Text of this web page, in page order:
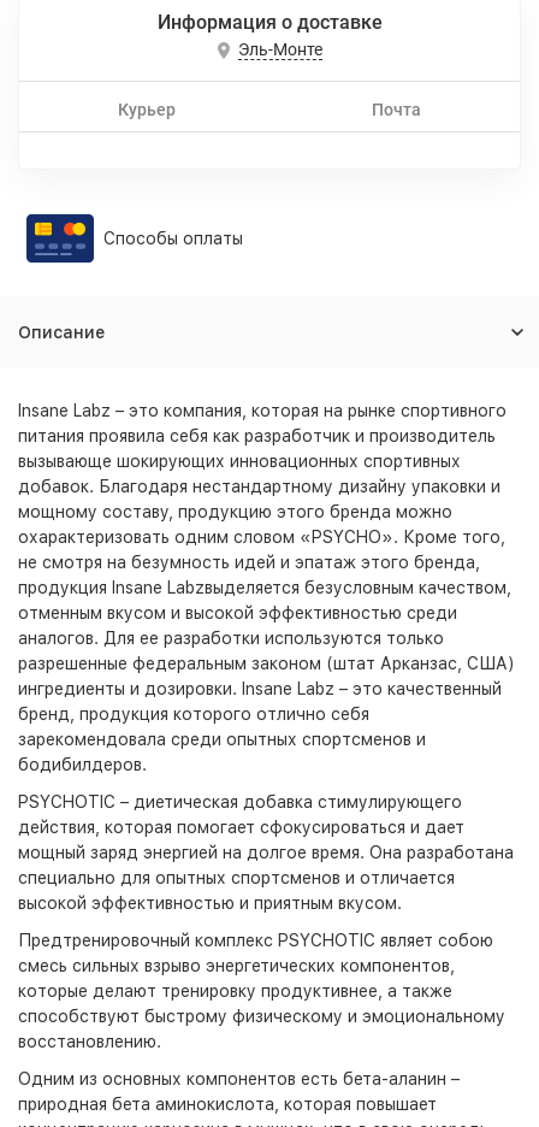
Информация о доставке
Эль-Монте
Курьер Почта
Способы оплаты
Описание
Insane Labz – это компания, которая на рынке спортивного
питания проявила себя как разработчик и производитель
вызывающе шокирующих инновационных спортивных
добавок. Благодаря нестандартному дизайну упаковки и
мощному составу, продукцию этого бренда можно
охарактеризовать одним словом «PSYCHO». Кроме того,
не смотря на безумность идей и эпатаж этого бренда,
продукция Insane Labzвыделяется безусловным качеством,
отменным вкусом и высокой эффективностью среди
аналогов. Для ее разработки используются только
разрешенные федеральным законом (штат Арканзас, США)
ингредиенты и дозировки. Insane Labz – это качественный
бренд, продукция которого отлично себя
зарекомендовала среди опытных спортсменов и
бодибилдеров.
PSYCHOTIC – диетическая добавка стимулирующего
действия, которая помогает сфокусироваться и дает
мощный заряд энергией на долгое время. Она разработана
специально для опытных спортсменов и отличается
высокой эффективностью и приятным вкусом.
Предтренировочный комплекс PSYCHOTIC являет собою
смесь сильных взрыво энергетических компонентов,
которые делают тренировку продуктивнее, а также
способствуют быстрому физическому и эмоциональному
восстановлению.
Одним из основных компонентов есть бета-аланин –
природная бета аминокислота, которая повышает